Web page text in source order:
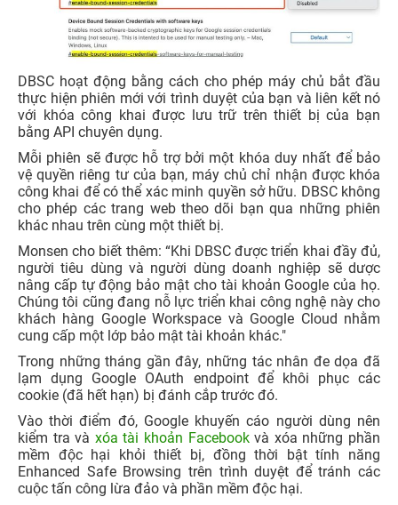
DBSC hoạt động bằng cách cho phép máy chủ bắt đầu
thực hiện phiên mới với trình duyệt của bạn và liên kết nó
với khóa công khai được lưu trữ trên thiết bị của bạn
bằng API chuyên dụng.
Mỗi phiên sẽ được hỗ trợ bởi một khóa duy nhất để bảo
vệ quyền riêng tư của bạn, máy chủ chỉ nhận được khóa
công khai để có thể xác minh quyền sở hữu. DBSC không
cho phép các trang web theo dõi bạn qua những phiên
khác nhau trên cùng một thiết bị.
Monsen cho biết thêm: “Khi DBSC được triển khai đầy đủ,
người tiêu dùng và người dùng doanh nghiệp sẽ dược
nâng cấp tự động bảo mật cho tài khoản Google của họ.
Chúng tôi cũng đang nỗ lực triển khai công nghệ này cho
khách hàng Google Workspace và Google Cloud nhằm
cung cấp một lớp bảo mật tài khoản khác."
Trong những tháng gần đây, những tác nhân đe dọa đã
lạm dụng Google OAuth endpoint để khôi phục các
cookie (đã hết hạn) bị đánh cắp trước đó.
Vào thời điểm đó, Google khuyến cáo người dùng nên
kiểm tra và xóa tài khoản Facebookvà xóa những phần
mềm độc hại khỏi thiết bị, đồng thời bật tính năng
Enhanced Safe Browsing trên trình duyệt để tránh các
cuộc tấn công lừa đảo và phần mềm độc hại.